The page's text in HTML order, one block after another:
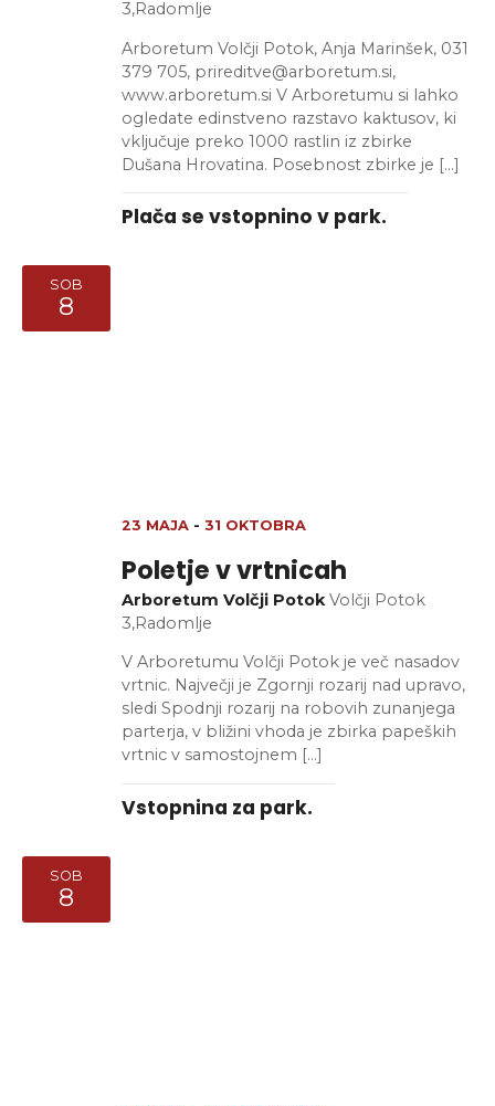
3,Radomlje
Arboretum Volčji Potok, Anja Marinšek, 031
379 705, prireditve@arboretum.si,
www.arboretum.si V Arboretumu si lahko
ogledate edinstveno razstavo kaktusov, ki
vključuje preko 1000 rastlin iz zbirke
Dušana Hrovatina. Posebnost zbirke je […]
Plača se vstopnino v park.
SOB
8
Poletje v vrtnicah
23 MAJA - 31 OKTOBRA
Arboretum Volčji PotokVolčji Potok
3,Radomlje
V Arboretumu Volčji Potok je več nasadov
vrtnic. Največji je Zgornji rozarij nad upravo,
sledi Spodnji rozarij na robovih zunanjega
parterja, v bližini vhoda je zbirka papeških
vrtnic v samostojnem […]
Vstopnina za park.
SOB
8